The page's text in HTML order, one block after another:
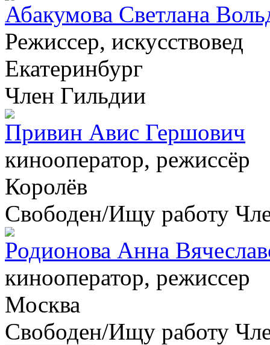
Абакумова Светлана
Режиссер, искусствовед
Екатеринбург
Член Гильдии
Привин Авис Гершович
кинооператор, режиссёр
Королёв
Свободен/Ищу работу
Родионова Анна
кинооператор, режиссер
Москва
Свободен/Ищу работу